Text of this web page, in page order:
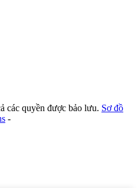
các quyền được bảo lưu. Sơ đồ
-